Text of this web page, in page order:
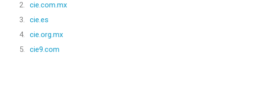
2.
cie.com.mx
3.
cie.es
4.
cie.org.mx
5.
cie9.com